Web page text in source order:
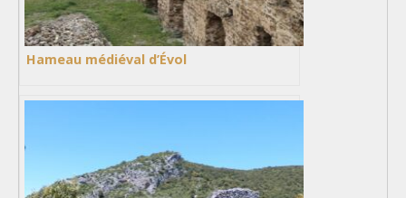
Hameau médiéval d’Évol